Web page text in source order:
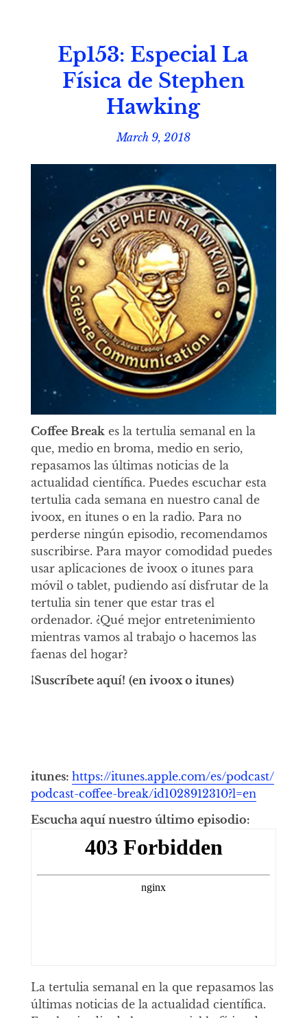
Ep153: Especial La
Física de Stephen
Hawking
March 9, 2018
Coffee Breakes la tertulia semanal en la
que, medio en broma, medio en serio,
repasamos las últimas noticias de la
actualidad científica. Puedes escuchar esta
tertulia cada semana en nuestro canal de
ivoox, en itunes o en la radio. Para no
perderse ningún episodio, recomendamos
suscribirse. Para mayor comodidad puedes
usar aplicaciones de ivoox o itunes para
móvil o tablet, pudiendo así disfrutar de la
tertulia sin tener que estar tras el
ordenador. ¿Qué mejor entretenimiento
mientras vamos al trabajo o hacemos las
faenas del hogar?
¡Suscríbete aquí! (en ivoox o itunes)
itunes: https://itunes.apple.com/es/podcast/
podcast-coffee-break/id1028912310?l=en
Escucha aquí nuestro último episodio:
La tertulia semanal en la que repasamos las
últimas noticias de la actualidad científica.